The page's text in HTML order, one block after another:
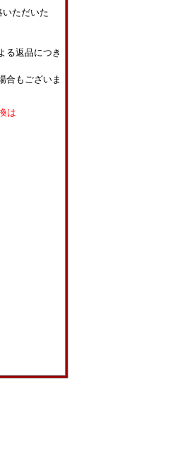
ただいた
る返品につき
合もございま
は